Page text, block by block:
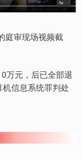
庭审现场视频截
万元，后已全部退
信息系统罪判处